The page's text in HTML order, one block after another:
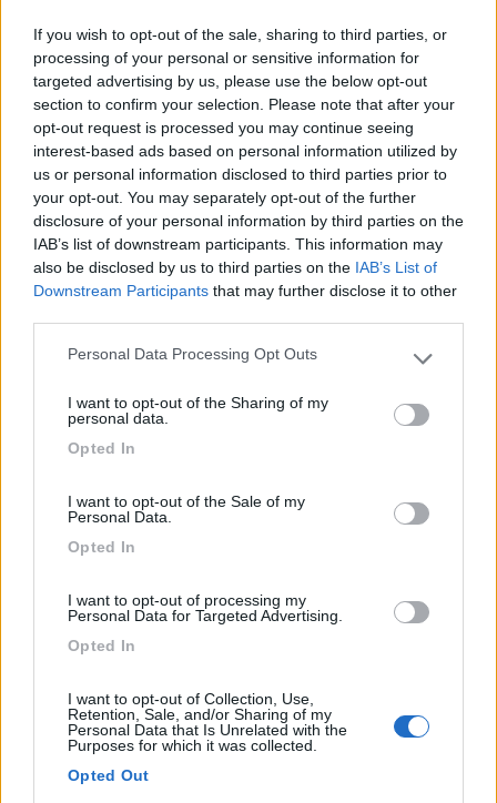
If you wish to opt-out of the sale, sharing to third parties, or
processing of your personal or sensitive information for
targeted advertising by us, please use the below opt-out
section to confirm your selection. Please note that after your
opt-out request is processed you may continue seeing
interest-based ads based on personal information utilized by
us or personal information disclosed to third parties prior to
your opt-out. You may separately opt-out of the further
disclosure of your personal information by third parties on the
IAB’s list of downstream participants. This information may
also be disclosed by us to third parties on the IAB’s List of
Downstream Participants that may further disclose it to other
Please note that this website/app uses one or more Google
not limited to your visit or usage behaviour. You may click to
grant or deny consent to Google and its third-party tags to
use your data for below specified purposes in below Google
Personal Data Processing Opt Outs
I want to opt-out of the Sharing of my
personal data.
Opted In
I want to opt-out of the Sale of my
Personal Data.
Opted In
I want to opt-out of processing my
Personal Data for Targeted Advertising.
Opted In
I want to opt-out of Collection, Use,
Retention, Sale, and/or Sharing of my
Personal Data that Is Unrelated with the
Purposes for which it was collected.
Opted Out
Campeggio
Campingplatz
9 1
Servizi / Posizione
Campeggio a conduzione famigliare con annesso
B178 Lofer Bundesstrasse
Campinplatz Klausner - Hoell